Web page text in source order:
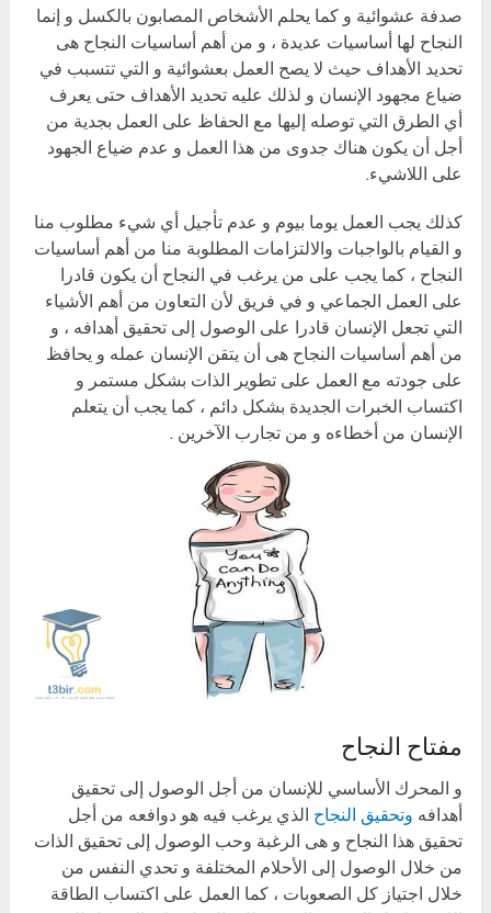
صدفة عشوائية و كما يحلم الأشخاص المصابون بالكسل و إنما
النجاح لها أساسيات عديدة ، و من أهم أساسيات النجاح هى
تحديد الأهداف حيث لا يصح العمل بعشوائية و التي تتسبب في
ضياع مجهود الإنسان و لذلك عليه تحديد الأهداف حتى يعرف
أي الطرق التي توصله إليها مع الحفاظ على العمل بجدية من
أجل أن يكون هناك جدوى من هذا العمل و عدم ضياع الجهود
على اللاشيء.
كذلك يجب العمل يوما بيوم و عدم تأجيل أي شيء مطلوب منا
و القيام بالواجبات والالتزامات المطلوبة منا من أهم أساسيات
النجاح ، كما يجب على من يرغب في النجاح أن يكون قادرا
على العمل الجماعي و في فريق لأن التعاون من أهم الأشياء
التي تجعل الإنسان قادرا على الوصول إلى تحقيق أهدافه ، و
من أهم أساسيات النجاح هى أن يتقن الإنسان عمله و يحافظ
على جودته مع العمل على تطوير الذات بشكل مستمر و
اكتساب الخبرات الجديدة بشكل دائم ، كما يجب أن يتعلم
الإنسان من أخطاءه و من تجارب الآخرين .
مفتاح النجاح
و المحرك الأساسي للإنسان من أجل الوصول إلى تحقيق
أهدافه وتحقيق النجاح الذي يرغب فيه هو دوافعه من أجل
تحقيق هذا النجاح و هى الرغبة وحب الوصول إلى تحقيق الذات
من خلال الوصول إلى الأحلام المختلفة و تحدي النفس من
خلال اجتياز كل الصعوبات ، كما العمل على اكتساب الطاقة